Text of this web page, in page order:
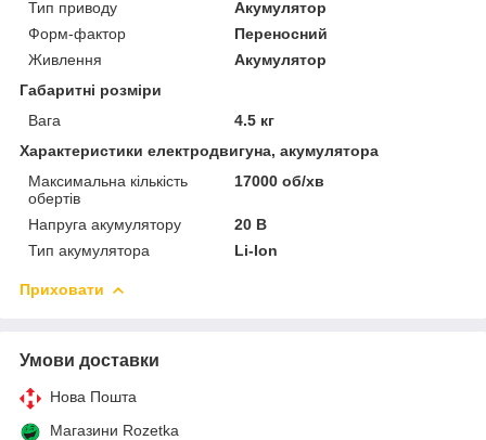
Тип приводу
Акумулятор
Форм-фактор
Переносний
Живлення
Акумулятор
Габаритні розміри
Вага
4.5 кг
Характеристики електродвигуна, акумулятора
Максимальна кількість
обертів
17000 об/хв
Напруга акумулятору
20 В
Тип акумулятора
Li-Ion
Приховати
Умови доставки
Нова Пошта
Магазини Rozetka